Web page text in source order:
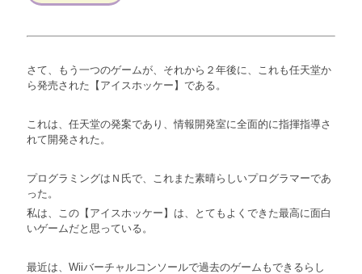
さて、もう一つのゲームが、それから２年後に、これも任天堂か
ら発売された【アイスホッケー】である。
これは、任天堂の発案であり、情報開発室に全面的に指揮指導さ
れて開発された。
プログラミングはＮ氏で、これまた素晴らしいプログラマーであ
った。
私は、この【アイスホッケー】は、とてもよくできた最高に面白
いゲームだと思っている。
最近は、Wiiバーチャルコンソールで過去のゲームもできるらし